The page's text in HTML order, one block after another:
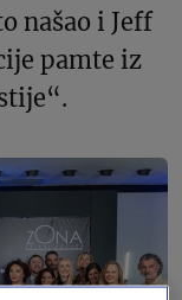
našao i Jeff
pamte iz